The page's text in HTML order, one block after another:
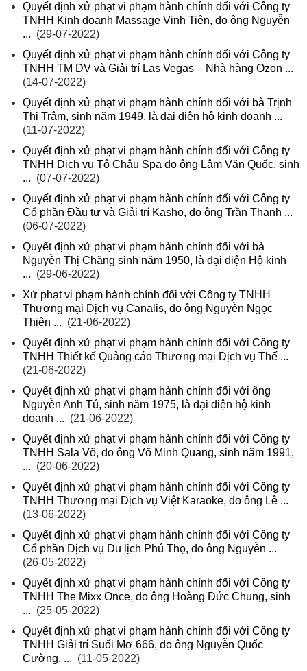
Quyết định xử phạt vi phạm hành chính đối với Công ty
TNHH Kinh doanh Massage Vinh Tiên, do ông Nguyễn
... (29-07-2022)
Quyết định xử phạt vi phạm hành chính đối với Công ty
TNHH TM DV và Giải trí Las Vegas – Nhà hàng Ozon ...
(14-07-2022)
Quyết định xử phạt vi phạm hành chính đối với bà Trịnh
Thị Trâm, sinh năm 1949, là đại diện hộ kinh doanh ...
(11-07-2022)
Quyết định xử phạt vi phạm hành chính đối với Công ty
TNHH Dịch vụ Tô Châu Spa do ông Lâm Văn Quốc, sinh
... (07-07-2022)
Quyết định xử phạt vi phạm hành chính đối với Công ty
Cổ phần Đầu tư và Giải trí Kasho, do ông Trần Thanh ...
(06-07-2022)
Quyết định xử phạt vi phạm hành chính đối với bà
Nguyễn Thị Chăng sinh năm 1950, là đại diện Hộ kinh
... (29-06-2022)
Xử phạt vi phạm hành chính đối với Công ty TNHH
Thương mại Dịch vụ Canalis, do ông Nguyễn Ngọc
Thiên ... (21-06-2022)
Quyết định xử phạt vi phạm hành chính đối với Công ty
TNHH Thiết kế Quảng cáo Thương mại Dịch vụ Thế ...
(21-06-2022)
Quyết định xử phạt vi phạm hành chính đối với ông
Nguyễn Anh Tú, sinh năm 1975, là đại diện hộ kinh
doanh ... (21-06-2022)
Quyết định xử phạt vi phạm hành chính đối với Công ty
TNHH Sala Võ, do ông Võ Minh Quang, sinh năm 1991,
... (20-06-2022)
Quyết định xử phạt vi phạm hành chính đối với Công ty
TNHH Thương mại Dịch vụ Việt Karaoke, do ông Lê ...
(13-06-2022)
Quyết định xử phạt vi phạm hành chính đối với Công ty
Cổ phần Dịch vụ Du lịch Phú Thọ, do ông Nguyễn ...
(26-05-2022)
Quyết định xử phạt vi phạm hành chính đối với Công ty
TNHH The Mixx Once, do ông Hoàng Đức Chung, sinh
... (25-05-2022)
Quyết định xử phạt vi phạm hành chính đối với Công ty
TNHH Giải trí Suối Mơ 666, do ông Nguyễn Quốc
Cường, ... (11-05-2022)